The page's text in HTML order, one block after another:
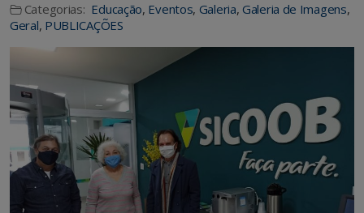
Categorias: Educação, Eventos, Galeria, Galeria de Imagens,
Geral, PUBLICAÇÕES